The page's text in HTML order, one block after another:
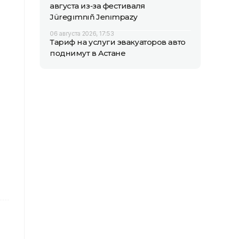
августа из-за фестиваля
Jüregımnıñ Jenımpazy
06 августа 2026, 17:53
Тариф на услуги эвакуаторов авто
поднимут в Астане